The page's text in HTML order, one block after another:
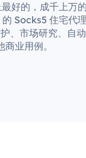
好的，成千上万
Socks5 住宅代
、市场研究、自
商业用例。